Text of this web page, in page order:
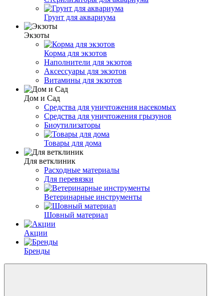
Грунт для аквариума
Экзоты
Корма для экзотов
Наполнители для экзотов
Аксессуары для экзотов
Витамины для экзотов
Дом и Сад
Средства для уничтожения насекомых
Средства для уничтожения грызунов
Биоутилизаторы
Товары для дома
Для ветклиник
Расходные материалы
Для перевязки
Ветеринарные инструменты
Шовный материал
Акции
Бренды